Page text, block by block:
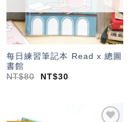
每日練習筆記本 Read x 總圖
書館
NT$80 NT$30